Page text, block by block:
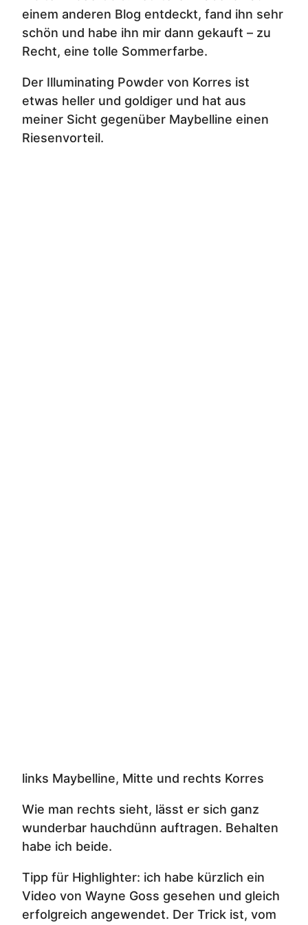
einem anderen Blog entdeckt, fand ihn sehr
schön und habe ihn mir dann gekauft – zu
Recht, eine tolle Sommerfarbe.
Der Illuminating Powder von Korres ist
etwas heller und goldiger und hat aus
meiner Sicht gegenüber Maybelline einen
Riesenvorteil.
links Maybelline, Mitte und rechts Korres
Wie man rechts sieht, lässt er sich ganz
wunderbar hauchdünn auftragen. Behalten
habe ich beide.
Tipp für Highlighter: ich habe kürzlich ein
Video von Wayne Goss gesehen und gleich
erfolgreich angewendet. Der Trick ist, vom